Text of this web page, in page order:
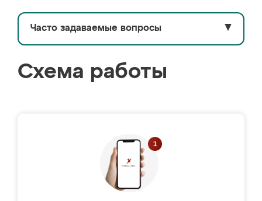
Часто задаваемые вопросы ▼
Схема работы